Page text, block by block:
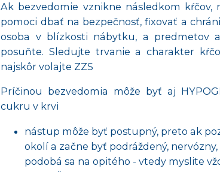
Ak bezvedomie vznikne následkom kŕčov,
pomoci dbať na bezpečnosť, fixovať a
osoba v blízkosti nábytku, a predmetov
posuňte. Sledujte trvanie a charakter
najskôr volajte ZZS
Príčinou bezvedomia môže byť aj
cukru v krvi
nástup môže byť postupný, preto ak
okolí a začne byť podráždený,
podobá sa na opitého - vtedy myslite